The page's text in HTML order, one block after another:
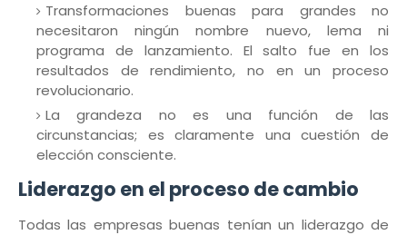
Transformaciones buenas para grandes no
necesitaron ningún nombre nuevo, lema ni
programa de lanzamiento. El salto fue en los
resultados de rendimiento, no en un proceso
revolucionario.
La grandeza no es una función de las
circunstancias; es claramente una cuestión de
elección consciente.
Liderazgo en el proceso de cambio
Todas las empresas buenas tenían un liderazgo de